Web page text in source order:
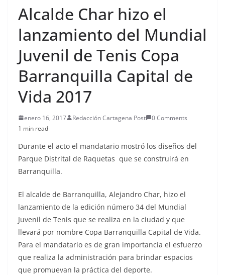
Alcalde Char hizo el
lanzamiento del Mundial
Juvenil de Tenis Copa
Barranquilla Capital de
Vida 2017
enero 16, 2017 Redacción Cartagena Post
0 Comments
1 min read
Durante el acto el mandatario mostró los diseños del
Parque Distrital de Raquetas que se construirá en
Barranquilla.
El alcalde de Barranquilla, Alejandro Char, hizo el
lanzamiento de la edición número 34 del Mundial
Juvenil de Tenis que se realiza en la ciudad y que
llevará por nombre Copa Barranquilla Capital de Vida.
Para el mandatario es de gran importancia el esfuerzo
que realiza la administración para brindar espacios
que promuevan la práctica del deporte.